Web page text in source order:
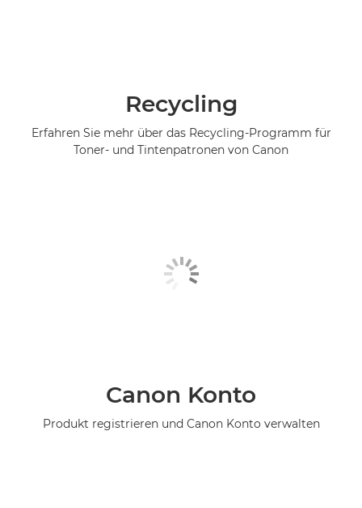
Recycling
Erfahren Sie mehr über das Recycling-Programm für
Toner- und Tintenpatronen von Canon
Canon Konto
Produkt registrieren und Canon Konto verwalten